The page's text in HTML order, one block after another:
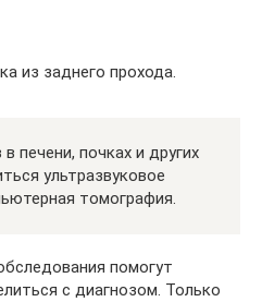
из заднего прохода.
печени, почках и других
ультразвуковое
томография.
помогут
с диагнозом. Только